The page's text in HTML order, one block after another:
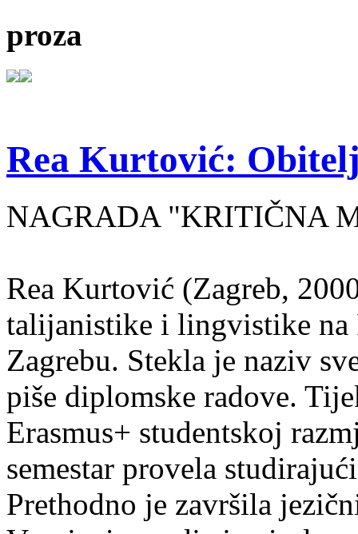
proza
Rea Kurtović:
NAGRADA "KRITIČNA
Rea Kurtović (Zagreb,
talijanistike i lingvistike
Zagrebu. Stekla je naziv
piše diplomske radove.
Erasmus+ studentskoj
semestar provela
Prethodno je završila